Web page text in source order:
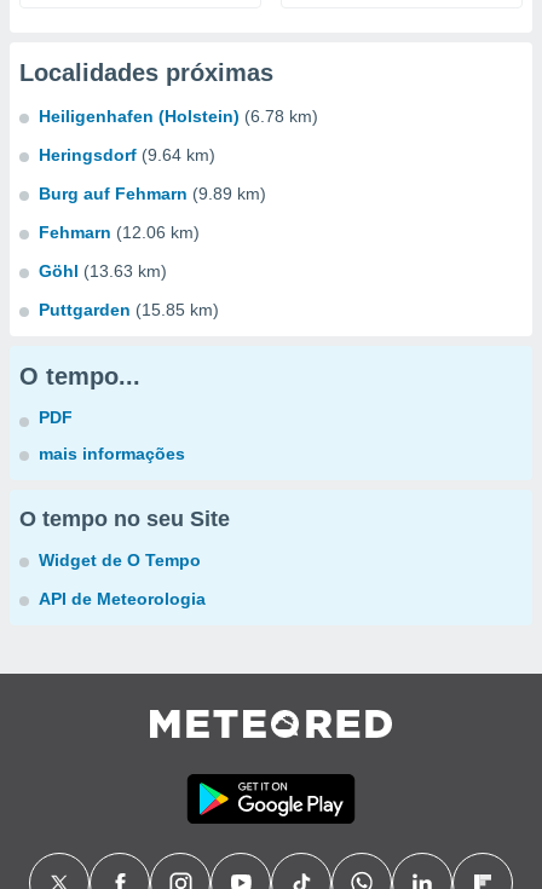
Localidades próximas
Heiligenhafen (Holstein) (6.78 km)
Heringsdorf (9.64 km)
Burg auf Fehmarn (9.89 km)
Fehmarn (12.06 km)
Göhl (13.63 km)
Puttgarden (15.85 km)
O tempo...
PDF
mais informações
O tempo no seu Site
Widget de O Tempo
API de Meteorologia